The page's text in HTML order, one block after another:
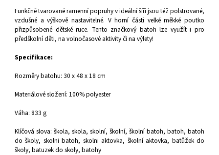
Funkčně tvarované ramenní popruhy v ideální šíři jsou též polstrované,
vzdušné a výškově nastavitelné. V horní části velké měkké poutko
přizpůsobené dětské ruce. Tento značkový batoh lze využít i pro
předškolní děti, na volnočasové aktivity či na výlety!
Specifikace:
Rozměry batohu: 30 x 48 x 18 cm
Materiálové složení: 100% polyester
Váha: 833 g
Klíčová slova: škola, skola, skolní, školní, školní batoh, batoh, batoh
do školy, skolni batoh, skolni aktovka, školní aktovka, batůžek do
školy, batuzek do skoly, batohy